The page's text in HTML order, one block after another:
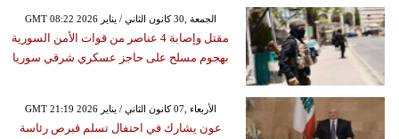
GMT 08:22 2026 الجمعة ,30 كانون الثاني / يناير
مقتل وإصابة 4 عناصر من قوات الأمن السورية
بهجوم مسلح على حاجز عسكري شرقي سوريا
GMT 21:19 2026 الأربعاء ,07 كانون الثاني / يناير
عون يشارك في احتفال تسلم قبرص رئاسة